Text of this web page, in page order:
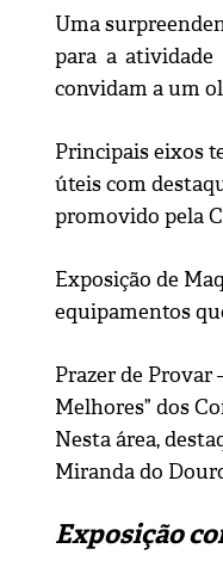
Uma
para a atividade
convidam a um
Principais eixos
úteis com
promovido pela
Exposição de
equipamentos
Prazer de Provar
Melhores” dos
Nesta área,
Miranda do
Exposição